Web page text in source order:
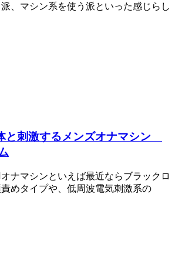
、マシン系を使う派といった感じらし
と刺激するメンズオナマシン
ナマシンといえば最近ならブラックロ
めタイプや、低周波電気刺激系の